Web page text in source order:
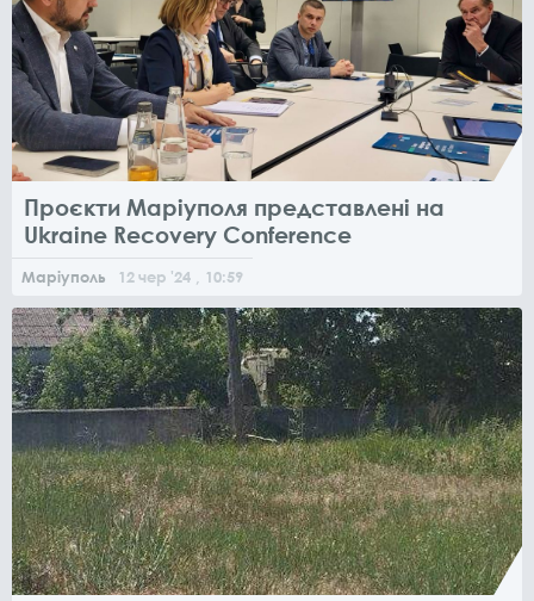
Проєкти Маріуполя представлені на
Ukraine Recovery Conference
Маріуполь 12чер '24 , 10:59